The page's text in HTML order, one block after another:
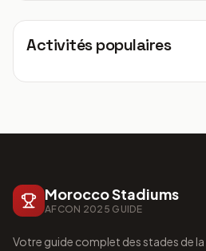
Activités populaires
Morocco Stadiums
AFCON 2025 GUIDE
Votre guide complet des stades de